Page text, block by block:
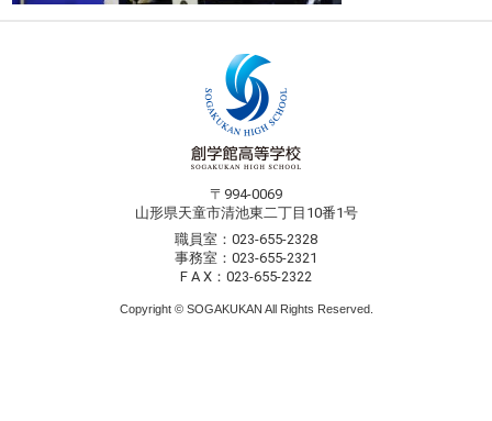
〒994-0069
山形県天童市清池東二丁目10番1号
職員室：023-655-2328
事務室：023-655-2321
F A X：023-655-2322
Copyright © SOGAKUKAN All Rights Reserved.